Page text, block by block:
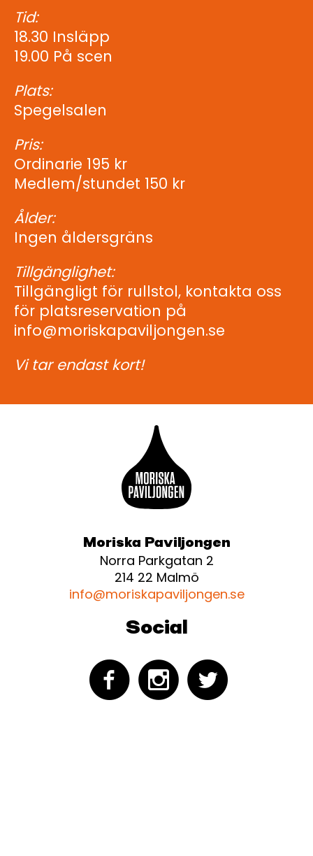
Tid:
18.30 Insläpp
19.00 På scen
Plats:
Spegelsalen
Pris:
Ordinarie 195 kr
Medlem/stundet 150 kr
Ålder:
Ingen åldersgräns
Tillgänglighet:
Tillgängligt för rullstol, kontakta oss
för platsreservation på
info@moriskapaviljongen.se
Vi tar endast kort!
Moriska Paviljongen
Norra Parkgatan 2
214 22 Malmö
info@moriskapaviljongen.se
Social